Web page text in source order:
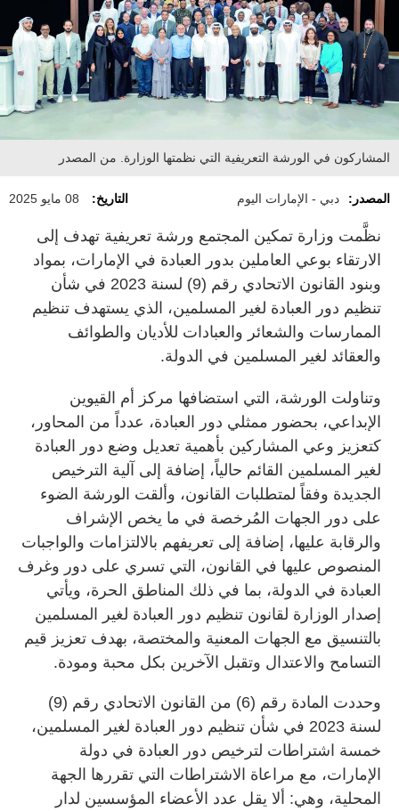
المشاركون في الورشة التعريفية التي نظمتها الوزارة. من المصدر
المصدر: دبي - الإمارات اليوم التاريخ: 08 مايو 2025
نظَّمت وزارة تمكين المجتمع ورشة تعريفية تهدف إلى
الارتقاء بوعي العاملين بدور العبادة في الإمارات، بمواد
وبنود القانون الاتحادي رقم (9) لسنة 2023 في شأن
تنظيم دور العبادة لغير المسلمين، الذي يستهدف تنظيم
الممارسات والشعائر والعبادات للأديان والطوائف
والعقائد لغير المسلمين في الدولة.
وتناولت الورشة، التي استضافها مركز أم القيوين
الإبداعي، بحضور ممثلي دور العبادة، عدداً من المحاور،
كتعزيز وعي المشاركين بأهمية تعديل وضع دور العبادة
لغير المسلمين القائم حالياً، إضافة إلى آلية الترخيص
الجديدة وفقاً لمتطلبات القانون، وألقت الورشة الضوء
على دور الجهات المُرخصة في ما يخص الإشراف
والرقابة عليها، إضافة إلى تعريفهم بالالتزامات والواجبات
المنصوص عليها في القانون، التي تسري على دور وغرف
العبادة في الدولة، بما في ذلك المناطق الحرة، ويأتي
إصدار الوزارة لقانون تنظيم دور العبادة لغير المسلمين
بالتنسيق مع الجهات المعنية والمختصة، بهدف تعزيز قيم
التسامح والاعتدال وتقبل الآخرين بكل محبة ومودة.
وحددت المادة رقم (6) من القانون الاتحادي رقم (9)
لسنة 2023 في شأن تنظيم دور العبادة لغير المسلمين،
خمسة اشتراطات لترخيص دور العبادة في دولة
الإمارات، مع مراعاة الاشتراطات التي تقررها الجهة
المحلية، وهي: ألا يقل عدد الأعضاء المؤسسين لدار